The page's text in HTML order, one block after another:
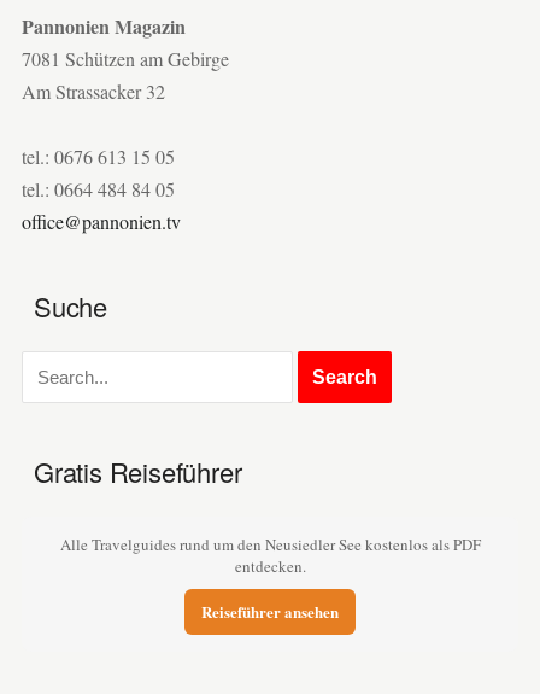
Pannonien Magazin
7081 Schützen am Gebirge
Am Strassacker 32
tel.: 0676 613 15 05
tel.: 0664 484 84 05
office@pannonien.tv
Suche
Gratis Reiseführer
Alle Travelguides rund um den Neusiedler See kostenlos als PDF
entdecken.
Reiseführer ansehen